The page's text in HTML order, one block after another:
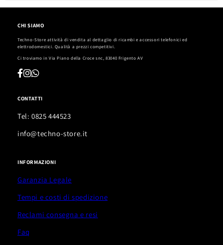
CHI SIAMO
Techno-Store attività di vendita al dettaglio di ricambi e accessori telefonici ed
elettrodomestici. Qualità a prezzi competitivi.
Ci troviamo in Via Piano della Croce snc, 83040 Frigento AV
CONTATTI
Tel: 0825 444523
info@techno-store.it
INFORMAZIONI
Garanzia Legale
Tempi e costi di spedizione
Reclami consegna e resi
Faq